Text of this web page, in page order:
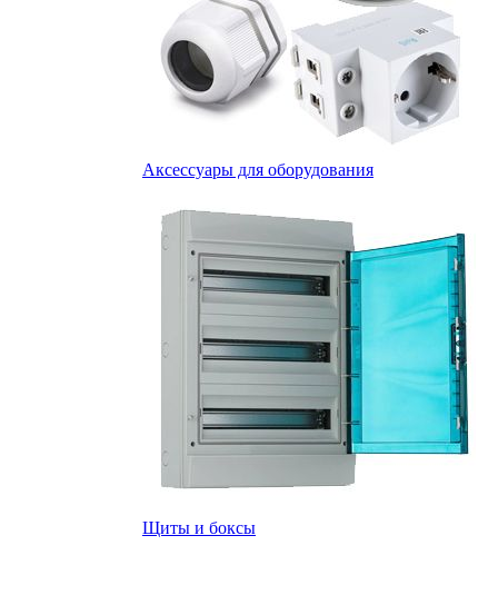
Аксессуары для оборудования
Щиты и боксы